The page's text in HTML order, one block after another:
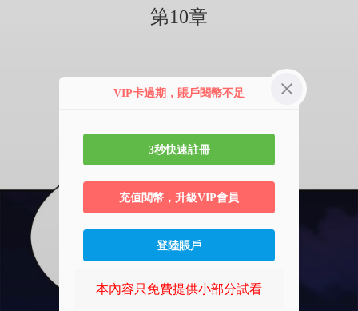
第10章
VIP卡過期，賬戶閱幣不足
3秒快速註冊
充值閱幣，升級VIP會員
登陸賬戶
本內容只免費提供小部分試看